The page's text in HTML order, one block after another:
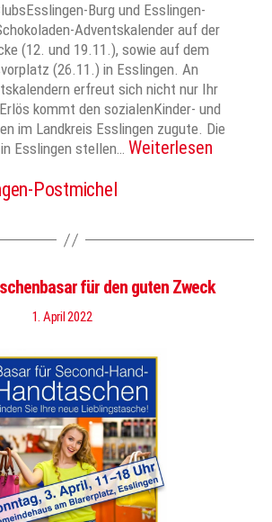
Burg und Esslingen-
Adventskalender auf der
(12. und 19.11.), sowie auf dem
(26.11.) in Esslingen. An
erfreut sich nicht nur Ihr
kommt den sozialenKinder- und
im Landkreis Esslingen zugute. Die
Esslingen stellen… Weiterlesen
Postmichel
für den guten Zweck
1. April 2022